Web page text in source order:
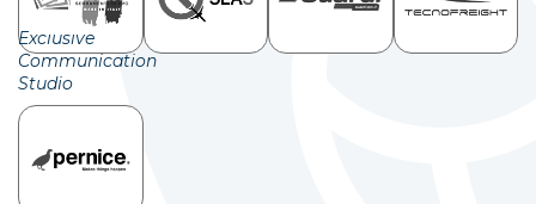
Exclusive
Communication
Studio